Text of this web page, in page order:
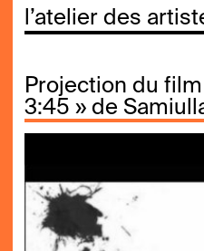
l’atelier des
Projection du
3:45 » de